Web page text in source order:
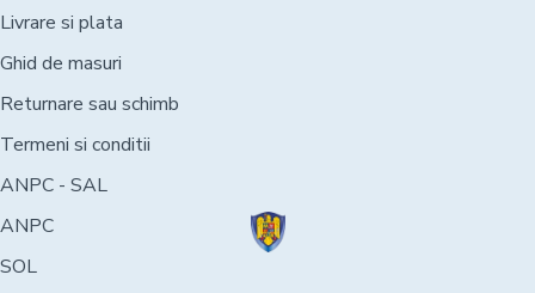
Livrare si plata
Ghid de masuri
Returnare sau schimb
Termeni si conditii
ANPC - SAL
ANPC
SOL